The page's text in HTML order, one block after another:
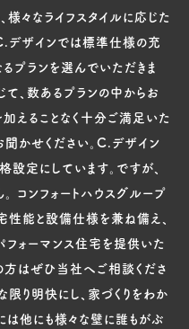
々なライフスタイルに応じた
デザインでは標準仕様の充
プランを選んでいただきま
、数あるプランの中からお
えることなく十分ご満足いた
聞かせください。C.デザイン
定にしています。ですが、
コンフォートハウスグループ
能と設備仕様を兼ね備え、
フォーマンス住宅を提供いた
はぜひ当社へご相談くださ
り明快にし、家づくりをわか
は他にも様々な壁に誰もがぶ